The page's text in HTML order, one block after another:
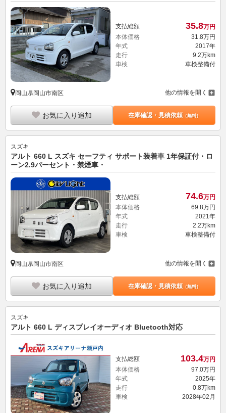
支払総額 35.8万円
本体価格
31. 8万円
年式
2017年
走行
9.2万km
車検
車検整備付
岡山県岡山市南区 他の情報を開く
お気に入り追加 在庫確認・見積依頼（無料）
スズキ
アルト 660 L スズキ セーフティ サポート装着車 1年保証付・ロ
ーン2.9パーセント・禁煙車・
支払総額 74.6万円
本体価格
69.8万円
年式
2021年
走行
2.2万km
車検
車検整備付
岡山県岡山市南区 他の情報を開く
お気に入り追加 在庫確認・見積依頼（無料）
スズキ
アルト 660 L ディスプレイオーディオ Bluetooth対応
支払総額 103.4万円
本体価格
97. 0万円
年式
2025年
走行
0.8万km
車検
2028年02月